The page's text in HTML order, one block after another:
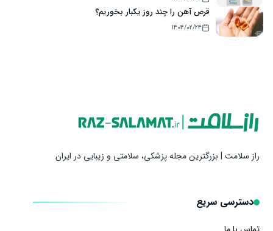
قرص آهن را چند روز یکبار بخوریم؟
۱۴۰۴/۰۲/۲۴
راز سلامت | بزرگترین مجله پزشکی، سلامتی و زیبایی در ایران
دسترسی سریع